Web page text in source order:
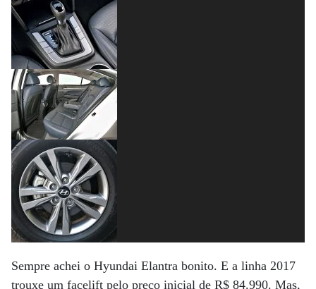
Sempre achei o Hyundai Elantra bonito. E a linha 2017
trouxe um facelift pelo preço inicial de R$ 84.990. Mas,